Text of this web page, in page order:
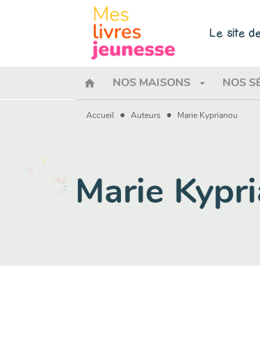
MENU
Le site
home NOS MAISONS arrow_drop_down NOS
Accueil • Auteurs • Marie Kyprianou
Marie